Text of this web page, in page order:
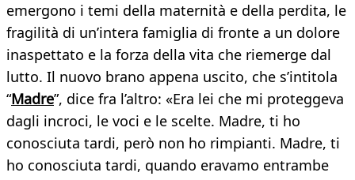
emergono i temi della maternità e della perdita, le
fragilità di un’intera famiglia di fronte a un dolore
inaspettato e la forza della vita che riemerge dal
lutto. Il nuovo brano appena uscito, che s’intitola
“Madre”, dice fra l’altro: «Era lei che mi proteggeva
dagli incroci, le voci e le scelte. Madre, ti ho
conosciuta tardi, però non ho rimpianti. Madre, ti
ho conosciuta tardi, quando eravamo entrambe